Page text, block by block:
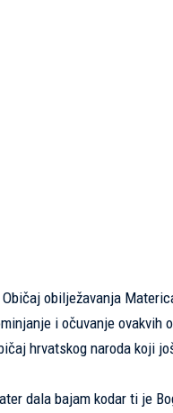
obilježavanja
i očuvanje ovakvih
hrvatskog naroda koji
dala bajam kodar ti je